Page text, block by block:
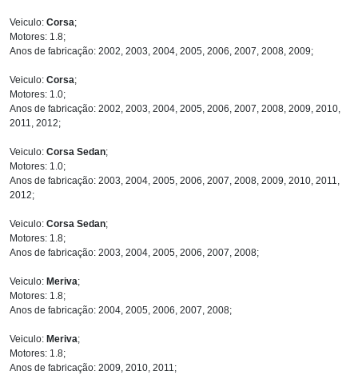
Veiculo: Corsa;
Motores: 1.8;
Anos de fabricação: 2002, 2003, 2004, 2005, 2006, 2007, 2008, 2009;
Veiculo: Corsa;
Motores: 1.0;
Anos de fabricação: 2002, 2003, 2004, 2005, 2006, 2007, 2008, 2009, 2010,
2011, 2012;
Veiculo: Corsa Sedan;
Motores: 1.0;
Anos de fabricação: 2003, 2004, 2005, 2006, 2007, 2008, 2009, 2010, 2011,
2012;
Veiculo: Corsa Sedan;
Motores: 1.8;
Anos de fabricação: 2003, 2004, 2005, 2006, 2007, 2008;
Veiculo: Meriva;
Motores: 1.8;
Anos de fabricação: 2004, 2005, 2006, 2007, 2008;
Veiculo: Meriva;
Motores: 1.8;
Anos de fabricação: 2009, 2010, 2011;